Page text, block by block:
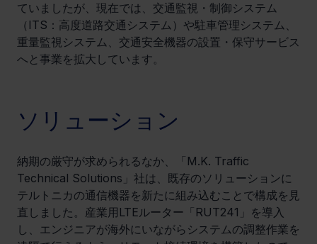
ていましたが、現在では、交通監視・制御システム
（ITS：高度道路交通システム）や駐車管理システム、
重量監視システム、交通安全機器の設置・保守サービス
へと事業を拡大しています。
ソリューション
納期の厳守が求められるなか、「M.K. Traffic
Technical Solutions」社は、既存のソリューションに
テルトニカの通信機器を新たに組み込むことで構成を見
直しました。産業用LTEルーター「RUT241」を導入
し、エンジニアが海外にいながらシステムの調整作業を